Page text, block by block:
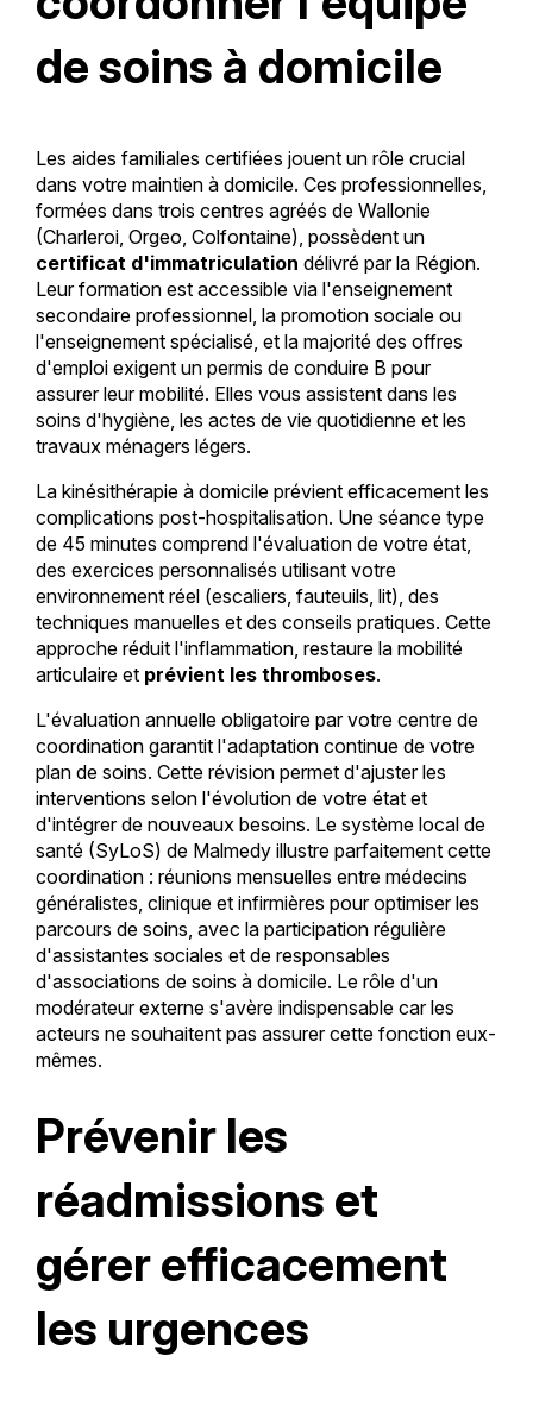
de soins à domicile
Les aides familiales certifiées jouent un rôle crucial
dans votre maintien à domicile. Ces professionnelles,
formées dans trois centres agréés de Wallonie
(Charleroi, Orgeo, Colfontaine), possèdent un
certificat d'immatriculation délivré par la Région.
Leur formation est accessible via l'enseignement
secondaire professionnel, la promotion sociale ou
l'enseignement spécialisé, et la majorité des offres
d'emploi exigent un permis de conduire B pour
assurer leur mobilité. Elles vous assistent dans les
soins d'hygiène, les actes de vie quotidienne et les
travaux ménagers légers.
La kinésithérapie à domicile prévient efficacement les
complications post-hospitalisation. Une séance type
de 45 minutes comprend l'évaluation de votre état,
des exercices personnalisés utilisant votre
environnement réel (escaliers, fauteuils, lit), des
techniques manuelles et des conseils pratiques. Cette
approche réduit l'inflammation, restaure la mobilité
articulaire et prévient les thromboses.
L'évaluation annuelle obligatoire par votre centre de
coordination garantit l'adaptation continue de votre
plan de soins. Cette révision permet d'ajuster les
interventions selon l'évolution de votre état et
d'intégrer de nouveaux besoins. Le système local de
santé (SyLoS) de Malmedy illustre parfaitement cette
coordination : réunions mensuelles entre médecins
généralistes, clinique et infirmières pour optimiser les
parcours de soins, avec la participation régulière
d'assistantes sociales et de responsables
d'associations de soins à domicile. Le rôle d'un
modérateur externe s'avère indispensable car les
acteurs ne souhaitent pas assurer cette fonction eux-
mêmes.
Prévenir les
réadmissions et
gérer efficacement
les urgences